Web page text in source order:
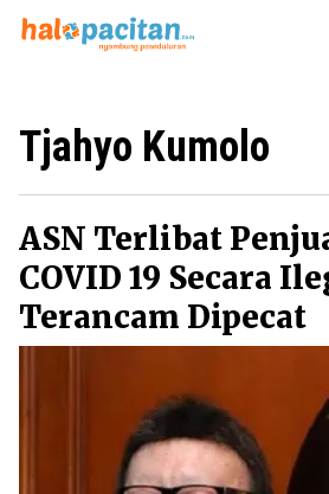
Home
Tjahyo Kumolo
ASN Terlibat
COVID 19 Secara
Terancam Dipecat